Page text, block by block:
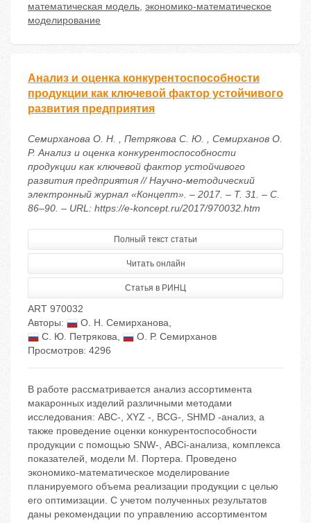
математическая модель, экономико-математическое
моделирование
Анализ и оценка конкурентоспособности
продукции как ключевой фактор устойчивого
развития предприятия
Семирханова О. Н. , Петрякова С. Ю. , Семирханов О.
Р. Анализ и оценка конкурентоспособности
продукции как ключевой фактор устойчивого
развития предприятия // Научно-методический
электронный журнал «Концепт». – 2017. – Т. 31. – С.
86–90. – URL: https://e-koncept.ru/2017/970032.htm
Полный текст статьи
Читать онлайн
Статья в РИНЦ
ART 970032
Авторы:
О. Н. Семирханова,
С. Ю. Петрякова,
О. Р. Семирханов
Просмотров: 4296
В работе рассматривается анализ ассортимента
макаронных изделий различными методами
исследования: АВС-, XYZ -, BCG-, SHMD -анализ, а
также проведение оценки конкурентоспособности
продукции с помощью SNW-, АВСi-анализа, комплекса
показателей, модели М. Портера. Проведено
экономико-математическое моделирование
планируемого объема реализации продукции с целью
его оптимизации. С учетом полученных результатов
даны рекомендации по управлению ассортиментом